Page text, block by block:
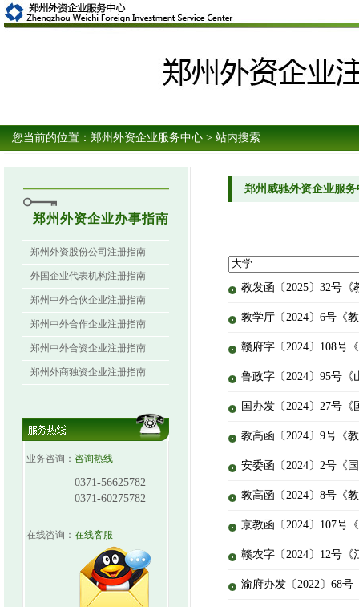
您当前的位置： 郑州外资企业服务中心 > 站内搜索
郑州外资企业办事指南
郑州外资股份公司注册指南
外国企业代表机构注册指南
郑州中外合伙企业注册指南
郑州中外合作企业注册指南
郑州中外合资企业注册指南
郑州外商独资企业注册指南
业务咨询： 咨询热线
0371-56625782
0371-60275782
在线咨询： 在线客服
郑州威驰外资企业服
教发函〔2025〕32号
教学厅〔2024〕6号《
赣府字〔2024〕108号
鲁政字〔2024〕95号
国办发〔2024〕27号
教高函〔2024〕9号《
安委函〔2024〕2号《
教高函〔2024〕8号《
京教函〔2024〕107号
赣农字〔2024〕12号
渝府办发〔2022〕68